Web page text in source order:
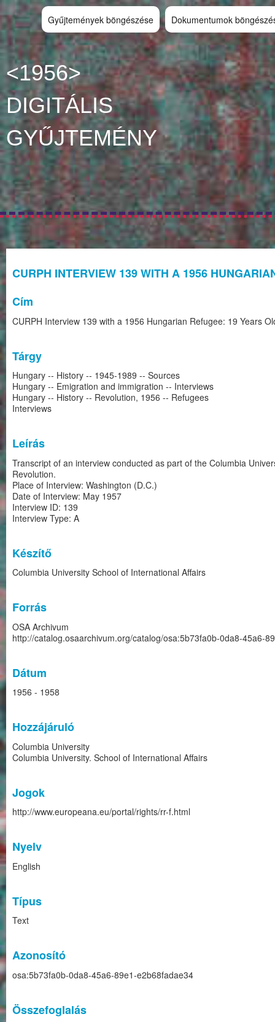
Gyűjtemények böngészése Dokumentumok
<1956>
DIGITÁLIS
GYŰJTEMÉNY
CURPH INTERVIEW 139 WITH A 1956
Cím
CURPH Interview 139 with a 1956 Hungarian Refugee: 19 Years
Tárgy
Hungary -- History -- 1945-1989 -- Sources
Hungary -- Emigration and immigration -- Interviews
Hungary -- History -- Revolution, 1956 -- Refugees
Interviews
Leírás
Transcript of an interview conducted as part of the Columbia
Revolution.
Place of Interview: Washington (D.C.)
Date of Interview: May 1957
Interview ID: 139
Interview Type: A
Készítő
Columbia University School of International Affairs
Forrás
OSA Archivum
http://catalog.osaarchivum.org/catalog/osa:5b73fa0b-0da8-45a6-
Dátum
1956 - 1958
Hozzájáruló
Columbia University
Columbia University. School of International Affairs
Jogok
http://www.europeana.eu/portal/rights/rr-f.html
Nyelv
English
Típus
Text
Azonosító
osa:5b73fa0b-0da8-45a6-89e1-e2b68fadae34
Összefoglalás